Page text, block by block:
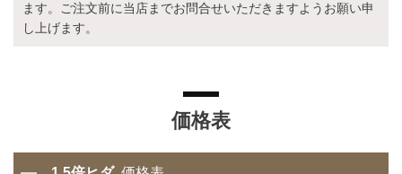
ます。ご注文前に当店までお問合せいただきますようお願い申
し上げます。
価格表